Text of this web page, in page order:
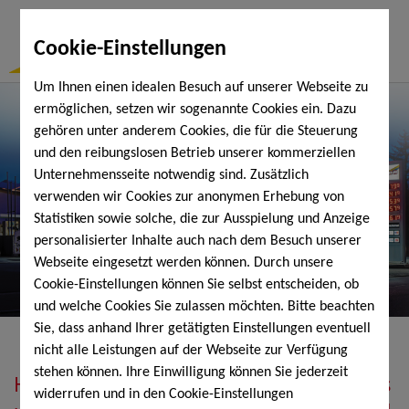
Cookie-Einstellungen
Um Ihnen einen idealen Besuch auf unserer Webseite zu
ermöglichen, setzen wir sogenannte Cookies ein. Dazu
gehören unter anderem Cookies, die für die Steuerung
und den reibungslosen Betrieb unserer kommerziellen
Unternehmensseite notwendig sind. Zusätzlich
verwenden wir Cookies zur anonymen Erhebung von
Statistiken sowie solche, die zur Ausspielung und Anzeige
personalisierter Inhalte auch nach dem Besuch unserer
Webseite eingesetzt werden können. Durch unsere
Cookie-Einstellungen können Sie selbst entscheiden, ob
und welche Cookies Sie zulassen möchten. Bitte beachten
Sie, dass anhand Ihrer getätigten Einstellungen eventuell
nicht alle Leistungen auf der Webseite zur Verfügung
stehen können. Ihre Einwilligung können Sie jederzeit
widerrufen und in den Cookie-Einstellungen
Heizöl, Diesel, Schmierstoffe, Holzpellets